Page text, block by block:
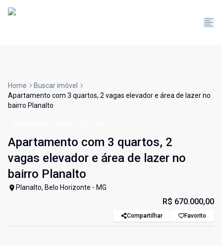
Home
Buscar imóvel
Apartamento com 3 quartos, 2 vagas elevador e área de lazer no
bairro Planalto
Apartamento com 3 quartos, 2
vagas elevador e área de lazer no
bairro Planalto
Planalto, Belo Horizonte - MG
R$ 670.000,00
Compartilhar Favorito